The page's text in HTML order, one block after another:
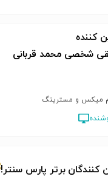
کننده
شخصی محمد قربانی
میکس و مسترینگ
کنندگان برتر پارس سنتر!